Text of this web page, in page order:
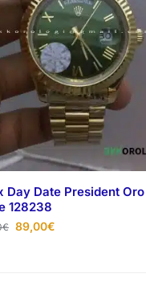
Day Date President Oro
128238
€ 89,00€